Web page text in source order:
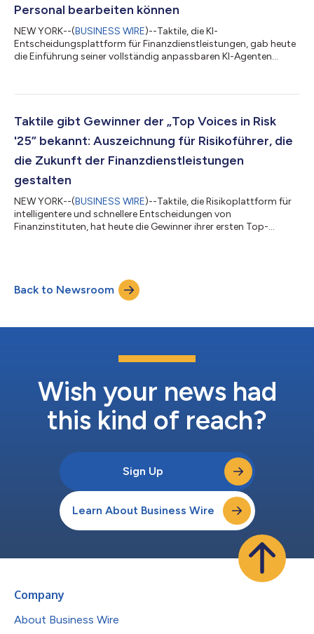
Personal bearbeiten können
NEW YORK--(BUSINESS WIRE)--Taktile, die KI-
Entscheidungsplattform für Finanzdienstleistungen, gab heute
die Einführung seiner vollständig anpassbaren KI-Agenten
Kreditvergabeteams durch manuelle Dokumentenprüfungen,
Mit den anpassbaren KI-Agenten von Taktile können KMU-
Kreditgeber nun fünfmal mehr Kredite bearbeiten, ohne
zusätzliche...
Taktile gibt Gewinner der „Top Voices in Risk
'25” bekannt: Auszeichnung für Risikoführer, die
die Zukunft der Finanzdienstleistungen
gestalten
NEW YORK--(BUSINESS WIRE)--Taktile, die Risikoplattform für
intelligentere und schnellere Entscheidungen von
Finanzinstituten, hat heute die Gewinner ihrer ersten Top-
Monaten hat Taktile Nominierungen aus der gesamten globalen
Finanzgemeinschaft eingeholt und so eine vielfältige Auswahl an
Kandidaten aus verschiedenen Branchen,...
Back to Newsroom
Wish your news had
this kind of reach?
Sign Up
Learn About Business Wire
Company
About Business Wire